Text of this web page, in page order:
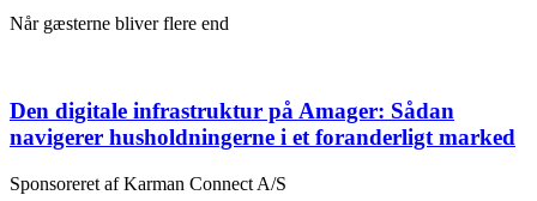
Når gæsterne bliver flere end
Den digitale infrastruktur på Amager: Sådan
navigerer husholdningerne i et foranderligt marked
Sponsoreret af Karman Connect A/S